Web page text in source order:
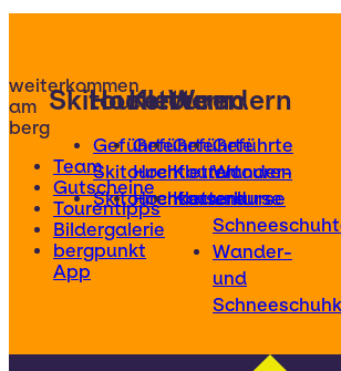
weiterkommen
am
berg
Team
Gutscheine
Tourentipps
Bildergalerie
bergpunkt
App
Skitouren
Geführte
Skitouren
Skitourenkurse
Hochtouren
Geführte
Hochtouren
Hochtourenkurse
Klettern
Geführte
Klettertouren
Kletterkurse
Wandern
Geführte
Wander-
und
Wander-
und